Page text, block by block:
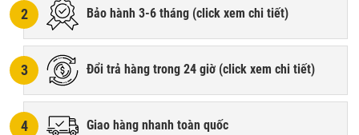
2 Bảo hành 3-6 tháng (click xem chi tiết)
3 Đổi trả hàng trong 24 giờ (click xem chi tiết)
4 Giao hàng nhanh toàn quốc